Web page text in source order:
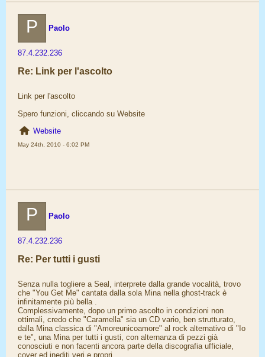
P Paolo
87.4.232.236
Re: Link per l'ascolto
Link per l'ascolto
Spero funzioni, cliccando su Website
Website
May 24th, 2010 - 6:02 PM
P Paolo
87.4.232.236
Re: Per tutti i gusti
Senza nulla togliere a Seal, interprete dalla grande vocalità, trovo
che "You Get Me" cantata dalla sola Mina nella ghost-track è
infinitamente più bella .
Complessivamente, dopo un primo ascolto in condizioni non
ottimali, credo che "Caramella" sia un CD vario, ben strutturato,
dalla Mina classica di "Amoreunicoamore" al rock alternativo di "Io
e te", una Mina per tutti i gusti, con alternanza di pezzi già
conosciuti e non facenti ancora parte della discografia ufficiale,
cover ed inediti veri e propri.